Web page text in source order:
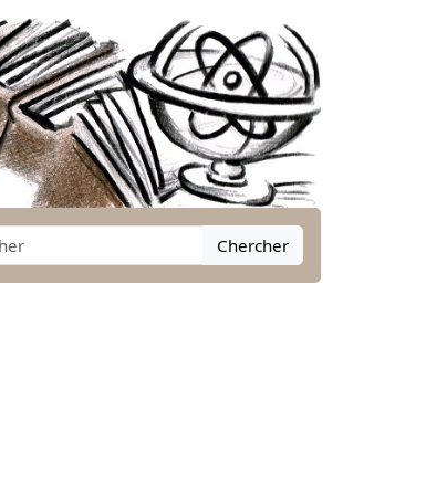
Chercher